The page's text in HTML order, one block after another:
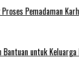
Pemadaman
untuk